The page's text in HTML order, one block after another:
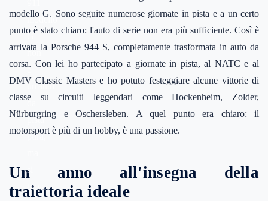
911
modello
G
non
è
un'auto
da
pista
pura,
si
trova
modello G. Sono seguite numerose giornate in pista e a un certo
punto è stato chiaro: l'auto di serie non era più sufficiente. Così è
arrivata la Porsche 944 S, completamente trasformata in auto da
corsa. Con lei ho partecipato a giornate in pista, al NATC e al
DMV Classic Masters e ho potuto festeggiare alcune vittorie di
classe su circuiti leggendari come Hockenheim, Zolder,
Nürburgring e Oschersleben. A quel punto era chiaro: il
motorsport è più di un hobby, è una passione.
Un anno all'insegna della
traiettoria ideale